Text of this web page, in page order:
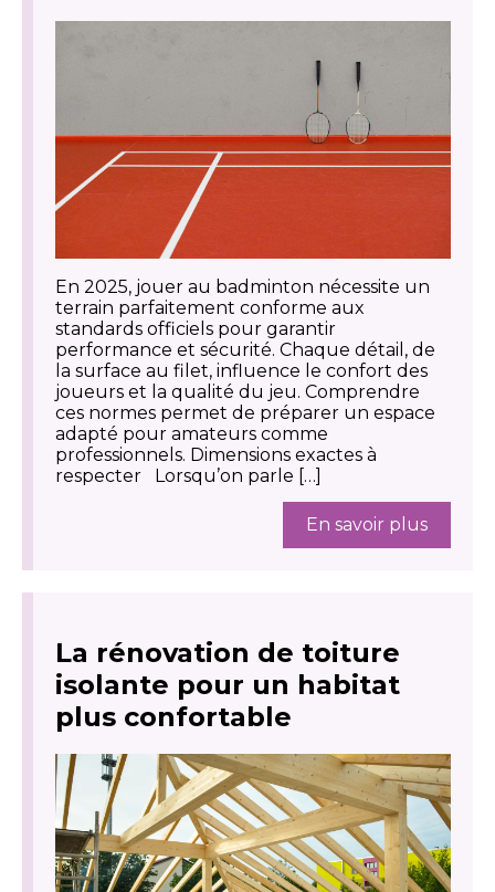
En 2025, jouer au badminton nécessite un
terrain parfaitement conforme aux
standards officiels pour garantir
performance et sécurité. Chaque détail, de
la surface au filet, influence le confort des
joueurs et la qualité du jeu. Comprendre
ces normes permet de préparer un espace
adapté pour amateurs comme
professionnels. Dimensions exactes à
respecter Lorsqu’on parle […]
En savoir plus
La rénovation de toiture
isolante pour un habitat
plus confortable